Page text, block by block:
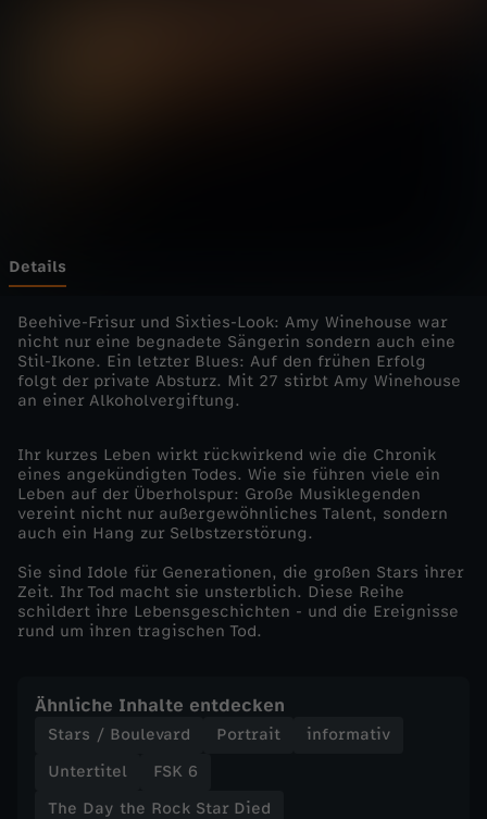
k
S
t
r
D
i
e
d
-
A
Details
Beehive-Frisur und Sixties-Look: Amy Winehouse war
nicht nur eine begnadete Sängerin sondern auch eine
Stil-Ikone. Ein letzter Blues: Auf den frühen Erfolg
folgt der private Absturz. Mit 27 stirbt Amy Winehouse
an einer Alkoholvergiftung.
Ihr kurzes Leben wirkt rückwirkend wie die Chronik
eines angekündigten Todes. Wie sie führen viele ein
Leben auf der Überholspur: Große Musiklegenden
vereint nicht nur außergewöhnliches Talent, sondern
auch ein Hang zur Selbstzerstörung.
Sie sind Idole für Generationen, die großen Stars ihrer
Zeit. Ihr Tod macht sie unsterblich. Diese Reihe
schildert ihre Lebensgeschichten - und die Ereignisse
rund um ihren tragischen Tod.
Ähnliche Inhalte entdecken
Stars / Boulevard Portrait
informativ
Untertitel
FSK 6
The Day the Rock Star Died